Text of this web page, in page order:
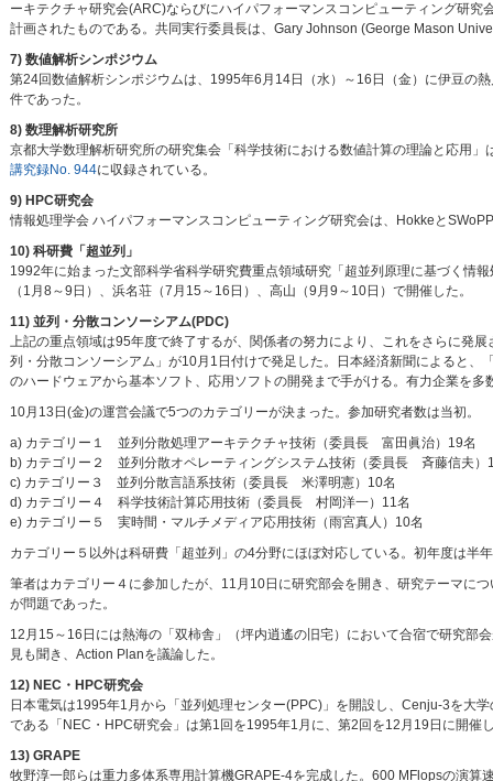
ーキテクチャ研究会(ARC)ならびにハイパフォーマンスコンピューティング研
計画されたものである。共同実行委員長は、Gary Johnson (George Mason
7) 数値解析シンポジウム
第24回数値解析シンポジウムは、1995年6月14日（水）～16日（金）に伊豆の
件であった。
8) 数理解析研究所
京都大学数理解析研究所の研究集会「科学技術における数値計算の理論と応用
講究録No. 944に収録されている。
9) HPC研究会
情報処理学会 ハイパフォーマンスコンピューティング研究会は、Hokkeと
10) 科研費「超並列」
1992年に始まった文部科学省科学研究費重点領域研究「超並列原理に基づく情
（1月8～9日）、浜名荘（7月15～16日）、高山（9月9～10日）で開催した。
11) 並列・分散コンソーシアム(PDC)
上記の重点領域は95年度で終了するが、関係者の努力により、これをさらに発
列・分散コンソーシアム」が10月1日付けで発足した。日本経済新聞によると
のハードウェアから基本ソフト、応用ソフトの開発まで手がける。有力企業を
10月13日(金)の運営会議で5つのカテゴリーが決まった。参加研究者数は当初。
a) カテゴリー１ 並列分散処理アーキテクチャ技術（委員長 富田眞治）19名
b) カテゴリー２ 並列分散オペレーティングシステム技術（委員長 斉藤信夫）
c) カテゴリー３ 並列分散言語系技術（委員長 米澤明憲）10名
d) カテゴリー４ 科学技術計算応用技術（委員長 村岡洋一）11名
e) カテゴリー５ 実時間・マルチメディア応用技術（雨宮真人）10名
カテゴリー５以外は科研費「超並列」の4分野にほぼ対応している。初年度は半
筆者はカテゴリー４に参加したが、11月10日に研究部会を開き、研究テーマに
が問題であった。
12月15～16日には熱海の「双柿舎」（坪内逍遙の旧宅）において合宿で研究部
見も聞き、Action Planを議論した。
12) NEC・HPC研究会
日本電気は1995年1月から「並列処理センター(PPC)」を開設し、Cenju-3を大
である「NEC・HPC研究会」は第1回を1995年1月に、第2回を12月19日に開催
13) GRAPE
牧野淳一郎らは重力多体系専用計算機GRAPE-4を完成した。600 MFlopsの演